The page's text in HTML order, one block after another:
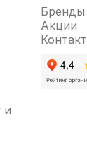
тепла из
влажность
и просто,
и
и
Бренды
Акции